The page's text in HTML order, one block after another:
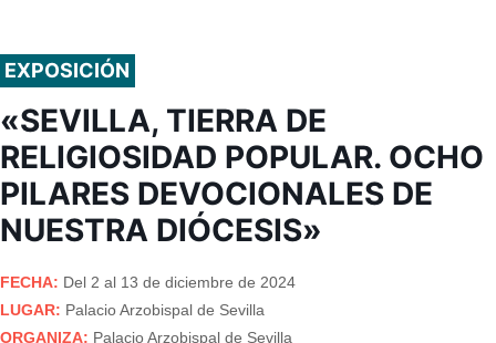
EXPOSICIÓN
«SEVILLA, TIERRA DE
RELIGIOSIDAD POPULAR. OCHO
PILARES DEVOCIONALES DE
NUESTRA DIÓCESIS»
FECHA: Del 2 al 13 de diciembre de 2024
LUGAR: Palacio Arzobispal de Sevilla
ORGANIZA: Palacio Arzobispal de Sevilla